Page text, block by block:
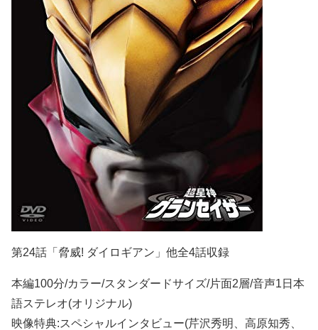
第24話「脅威! ダイロギアン」他全4話収録
本編100分/カラー/スタンダードサイズ/片面2層/音声1日本
語ステレオ(オリジナル)
映像特典:スペシャルインタビュー(芹沢秀明、高原知秀、